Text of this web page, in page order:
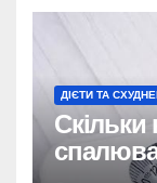
ДІЄТИ ТА
Скільки